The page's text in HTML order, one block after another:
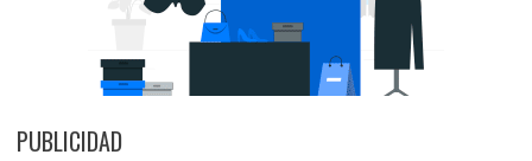
PUBLICIDAD